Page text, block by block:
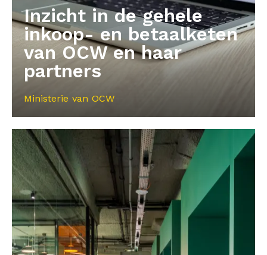
Inzicht in de gehele
inkoop- en betaalketen
van OCW en haar
partners
Ministerie van OCW